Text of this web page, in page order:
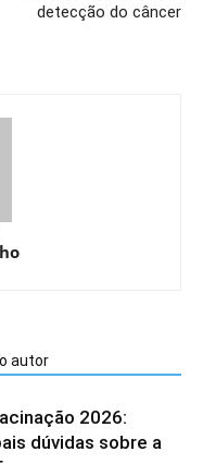
detecção do câncer
autor
2026:
dúvidas sobre a